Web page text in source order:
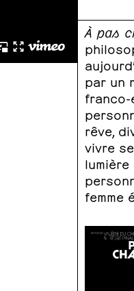
À pas
par un
franco-
rêve,
vivre
femme